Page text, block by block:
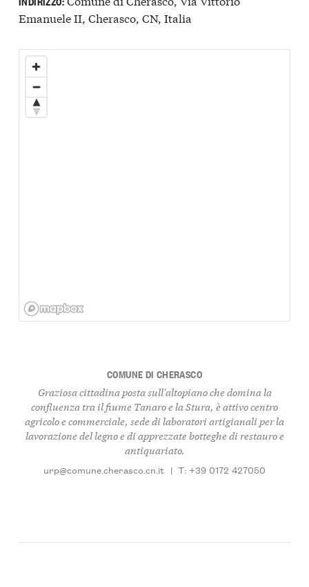
Emanuele II, Cherasco, CN, Italia
COMUNE DI CHERASCO
Graziosa cittadina posta sull'altopiano che domina la
confluenza tra il fiume Tanaro e la Stura, è attivo centro
agricolo e commerciale, sede di laboratori artigianali per la
lavorazione del legno e di apprezzate botteghe di restauro e
antiquariato.
urp@comune.cherasco.cn.it | T: +39 0172 427050